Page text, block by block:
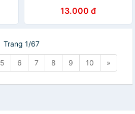
viên hàng Việt Nam
13.000 đ
Trang 1/67
5 6 7 8 9 10 »